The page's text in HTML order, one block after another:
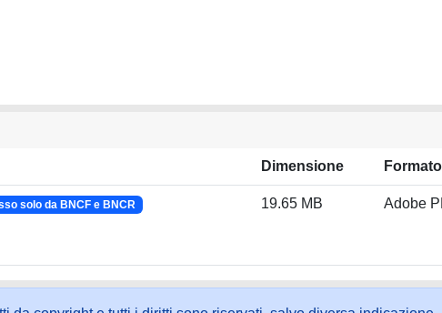
Dimensione Formato
solo da BNCF e BNCR 19.65 MB Adobe